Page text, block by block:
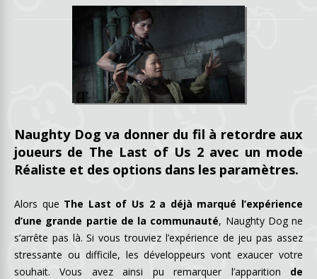
Naughty Dog va donner du fil à retordre aux
joueurs de The Last of Us 2 avec un mode
Réaliste et des options dans les paramètres.
Alors que The Last of Us 2 a déjà marqué l’expérience
d’une grande partie de la communauté, Naughty Dog ne
s’arrête pas là. Si vous trouviez l’expérience de jeu pas assez
stressante ou difficile, les développeurs vont exaucer votre
souhait. Vous avez ainsi pu remarquer l’apparition de